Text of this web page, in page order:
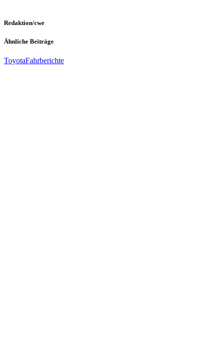
Redaktion/cwe
Ähnliche Beiträge
ToyotaFahrberichte